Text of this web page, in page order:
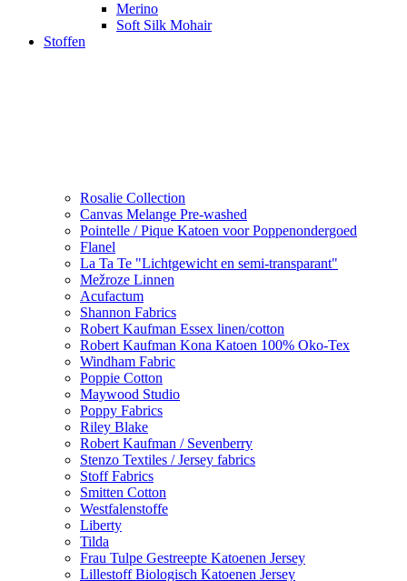
Merino
Soft Silk Mohair
Stoffen
Rosalie Collection
Canvas Melange Pre-washed
Pointelle / Pique Katoen voor Poppenondergoed
Flanel
La Ta Te "Lichtgewicht en semi-transparant"
Mežroze Linnen
Acufactum
Shannon Fabrics
Robert Kaufman Essex linen/cotton
Robert Kaufman Kona Katoen 100% Oko-Tex
Windham Fabric
Poppie Cotton
Maywood Studio
Poppy Fabrics
Riley Blake
Robert Kaufman / Sevenberry
Stenzo Textiles / Jersey fabrics
Stoff Fabrics
Smitten Cotton
Westfalenstoffe
Liberty
Tilda
Frau Tulpe Gestreepte Katoenen Jersey
Lillestoff Biologisch Katoenen Jersey